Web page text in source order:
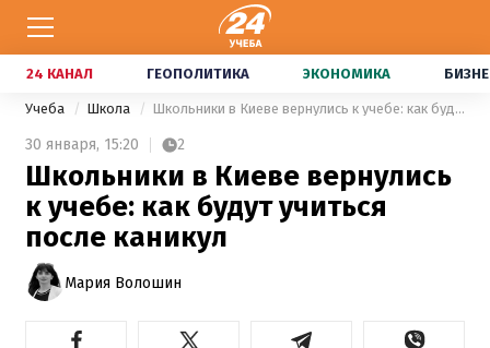
24 КАНАЛ ГЕОПОЛИТИКА ЭКОНОМИКА
Учеба Школа Школьники в Киеве вернулись к учебе: как будут учиться после каникул
30 января, 15:20 2
Школьники в Киеве вернулись
к учебе: как будут учиться
после каникул
Мария Волошин